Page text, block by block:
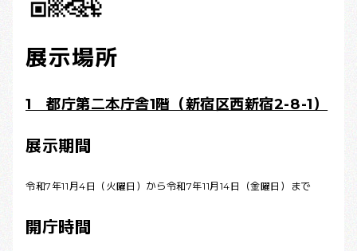
展示場所
1 都庁第二本庁舎1階（新宿区西新宿2-8-1）
展示期間
令和7年11月4日（火曜日）から令和7年11月14日（金曜日）まで
開庁時間